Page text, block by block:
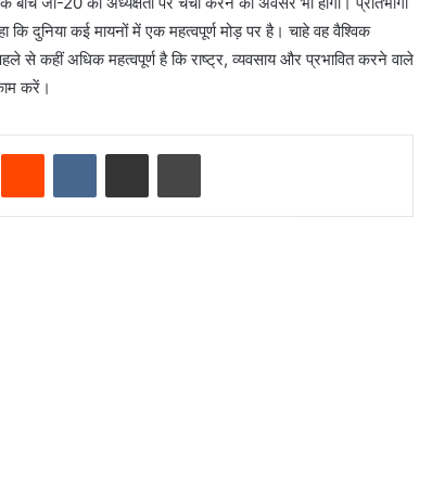
दुनिया कई मायनों में एक महत्वपूर्ण मोड़ पर है। चाहे वह वैश्विक
से कहीं अधिक महत्वपूर्ण है कि राष्ट्र, व्यवसाय और प्रभावित करने वाले
करें।
Reddit VKontakteShare via Email Print